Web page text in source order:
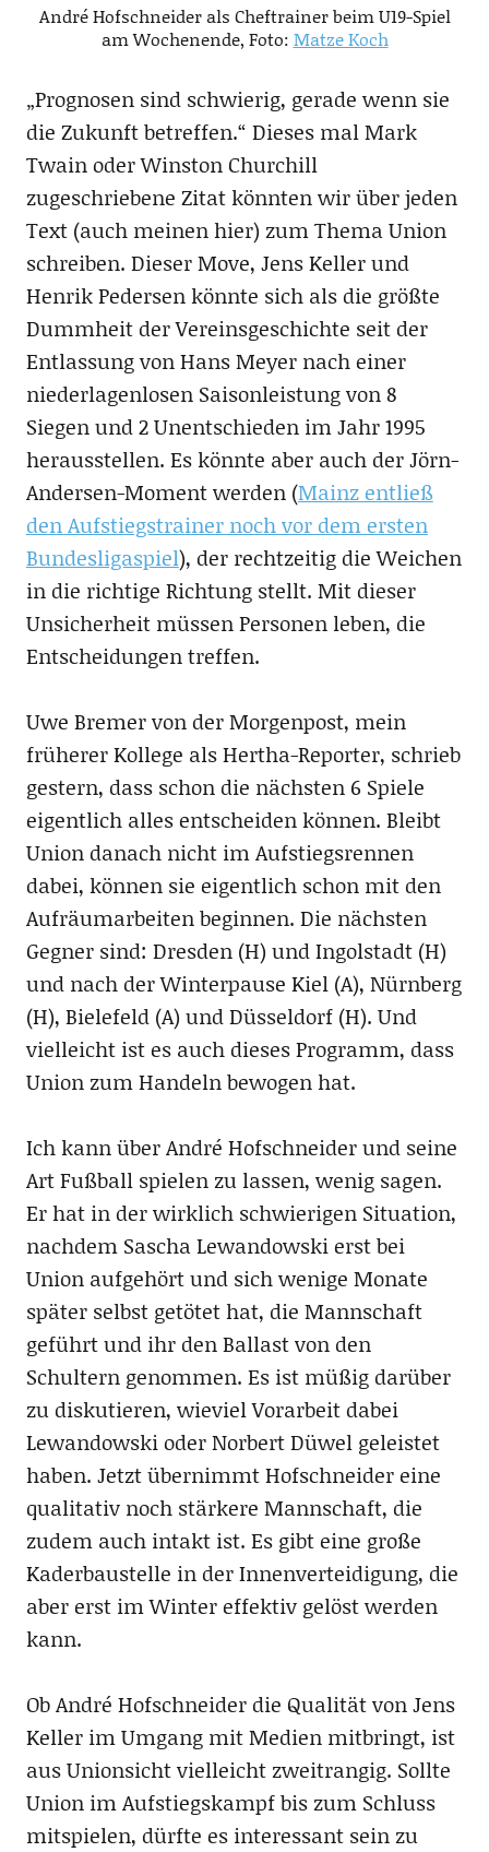
André Hofschneider als Cheftrainer beim U19-Spiel
am Wochenende, Foto: Matze Koch
„Prognosen sind schwierig, gerade wenn sie
die Zukunft betreffen.“ Dieses mal Mark
Twain oder Winston Churchill
zugeschriebene Zitat könnten wir über jeden
Text (auch meinen hier) zum Thema Union
schreiben. Dieser Move, Jens Keller und
Henrik Pedersen könnte sich als die größte
Dummheit der Vereinsgeschichte seit der
Entlassung von Hans Meyer nach einer
niederlagenlosen Saisonleistung von 8
Siegen und 2 Unentschieden im Jahr 1995
herausstellen. Es könnte aber auch der Jörn-
Andersen-Moment werden (Mainz entließ
den Aufstiegstrainer noch vor dem ersten
Bundesligaspiel), der rechtzeitig die Weichen
in die richtige Richtung stellt. Mit dieser
Unsicherheit müssen Personen leben, die
Entscheidungen treffen.
Uwe Bremer von der Morgenpost, mein
früherer Kollege als Hertha-Reporter, schrieb
gestern, dass schon die nächsten 6 Spiele
eigentlich alles entscheiden können. Bleibt
Union danach nicht im Aufstiegsrennen
dabei, können sie eigentlich schon mit den
Aufräumarbeiten beginnen. Die nächsten
Gegner sind: Dresden (H) und Ingolstadt (H)
und nach der Winterpause Kiel (A), Nürnberg
(H), Bielefeld (A) und Düsseldorf (H). Und
vielleicht ist es auch dieses Programm, dass
Union zum Handeln bewogen hat.
Ich kann über André Hofschneider und seine
Art Fußball spielen zu lassen, wenig sagen.
Er hat in der wirklich schwierigen Situation,
nachdem Sascha Lewandowski erst bei
Union aufgehört und sich wenige Monate
später selbst getötet hat, die Mannschaft
geführt und ihr den Ballast von den
Schultern genommen. Es ist müßig darüber
zu diskutieren, wieviel Vorarbeit dabei
Lewandowski oder Norbert Düwel geleistet
haben. Jetzt übernimmt Hofschneider eine
qualitativ noch stärkere Mannschaft, die
zudem auch intakt ist. Es gibt eine große
Kaderbaustelle in der Innenverteidigung, die
aber erst im Winter effektiv gelöst werden
kann.
Ob André Hofschneider die Qualität von Jens
Keller im Umgang mit Medien mitbringt, ist
aus Unionsicht vielleicht zweitrangig. Sollte
Union im Aufstiegskampf bis zum Schluss
mitspielen, dürfte es interessant sein zu